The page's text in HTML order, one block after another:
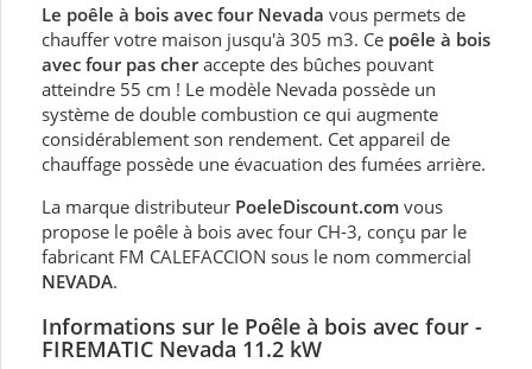
Le poêle à bois avec four Nevada vous permets de
chauffer votre maison jusqu'à 305 m3. Ce poêle à bois
avec four pas cheraccepte des bûches pouvant
atteindre 55 cm ! Le modèle Nevada possède un
système de double combustion ce qui augmente
considérablement son rendement. Cet appareil de
chauffage possède une évacuation des fumées arrière.
La marque distributeur PoeleDiscount.com vous
propose le poêle à bois avec four CH-3, conçu par le
fabricant FM CALEFACCION sous le nom commercial
NEVADA.
Informations sur le Poêle à bois avec four -
FIREMATIC Nevada 11.2 kW